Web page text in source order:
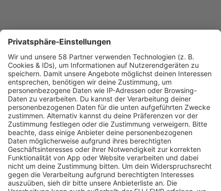
PROGRAMM
Webstream
Webcam
SALÜ am Morgen
Podcast
Aktuelle Beiträge und Themen
Sound of Saarland
Martina Straten
Hitstory
Schlaumeier-Duell